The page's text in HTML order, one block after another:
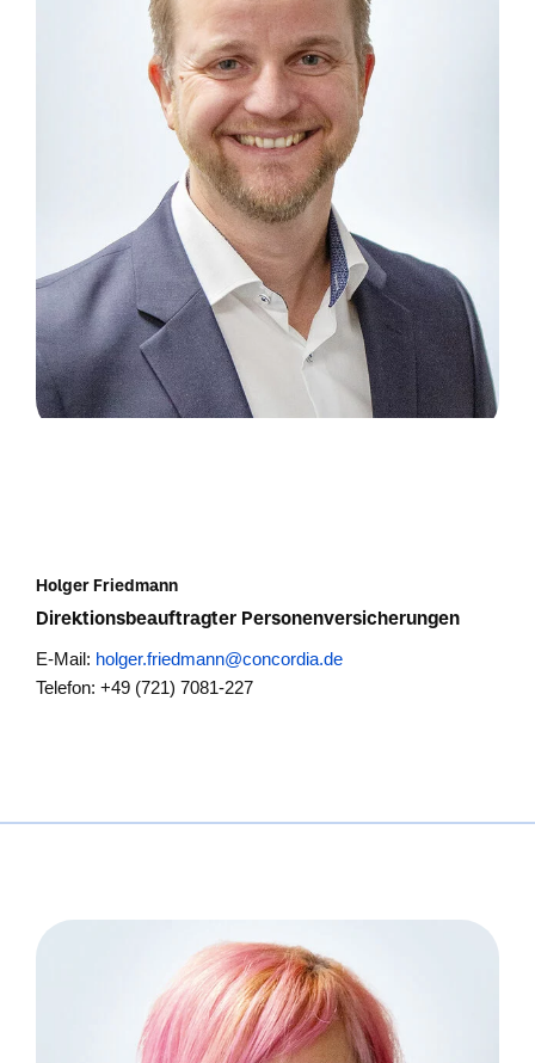
Holger Friedmann
Direktionsbeauftragter Personenversicherungen
E-Mail: holger.friedmann@concordia.de
Telefon: +49 (721) 7081-227